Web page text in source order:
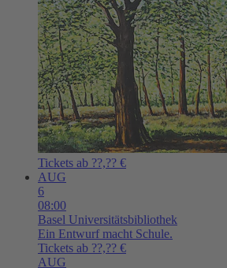
Tickets ab ??,?? €
AUG
6
08:00
Basel Universitätsbibliothek
Ein Entwurf macht Schule.
Tickets ab ??,?? €
AUG